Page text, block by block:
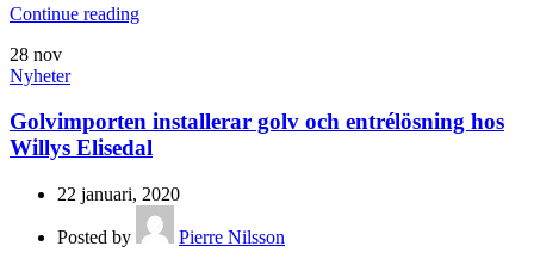
Continue reading
28 nov
Nyheter
Golvimporten installerar golv och entrélösning hos
Willys Elisedal
22 januari, 2020
Posted by
Pierre Nilsson